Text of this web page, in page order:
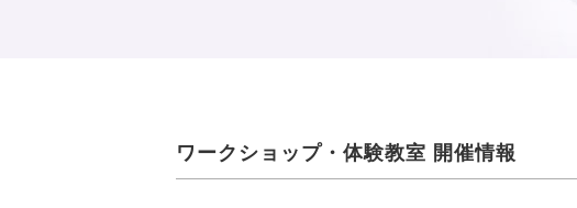
ワークショップ・体験教室 開催情報